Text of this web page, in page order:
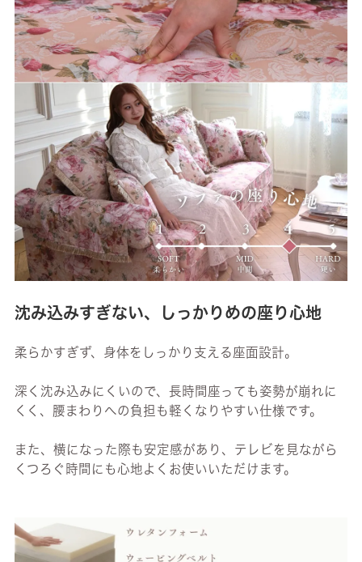
沈み込みすぎない、しっかりめの座り心地
柔らかすぎず、身体をしっかり支える座面設計。
深く沈み込みにくいので、長時間座っても姿勢が崩れに
くく、腰まわりへの負担も軽くなりやすい仕様です。
また、横になった際も安定感があり、テレビを見ながら
くつろぐ時間にも心地よくお使いいただけます。